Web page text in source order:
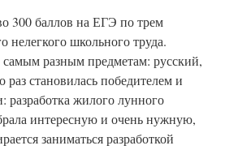
300 баллов на ЕГЭ по трем
нелегкого школьного труда.
разным предметам: русский,
становилась победителем и
разработка жилого лунного
интересную и очень нужную,
заниматься разработкой